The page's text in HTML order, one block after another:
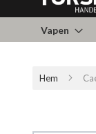
Vapen
Hem